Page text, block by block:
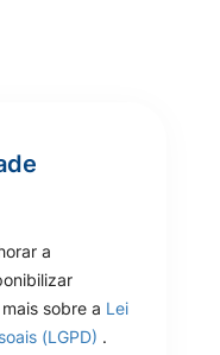
a
sobre a Lei
(LGPD) .